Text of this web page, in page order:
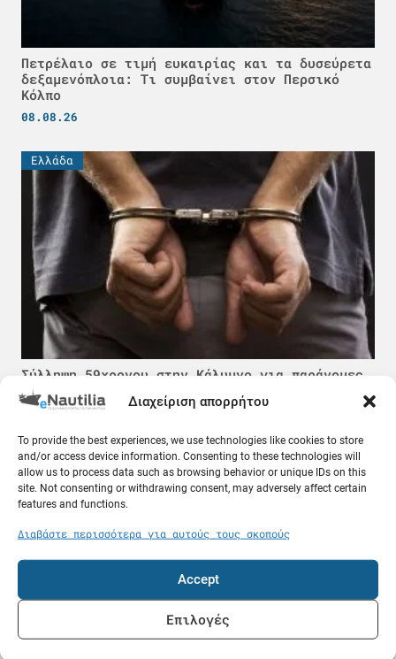
Διαχείριση απορρήτου
To provide the best experiences, we use technologies like cookies to store
and/or access device information. Consenting to these technologies will
allow us to process data such as browsing behavior or unique IDs on this
site. Not consenting or withdrawing consent, may adversely affect certain
features and functions.
Διαβάστε περισσότερα για αυτούς τους σκοπούς
Accept
Επιλογές
Πετρέλαιο σε τιμή ευκαιρίας και τα δυσεύρετα
δεξαμενόπλοια: Τι συμβαίνει στον Περσικό
Κόλπο
08.08.26
Ελλάδα
Σύλληψη 59χρονου στην Κάλυμνο για παράνομες
υπηρεσίες καταδύσεων
08.08.26
Ελλάδα